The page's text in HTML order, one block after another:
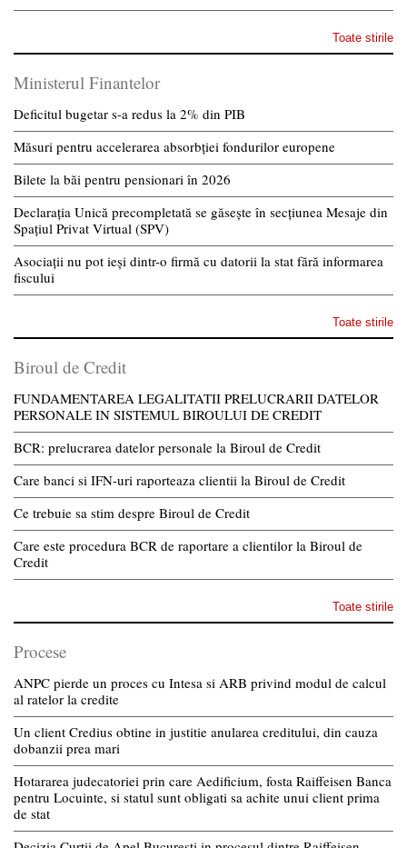
Toate stirile
Ministerul Finantelor
Deficitul bugetar s-a redus la 2% din PIB
Măsuri pentru accelerarea absorbției fondurilor europene
Bilete la băi pentru pensionari în 2026
Declarația Unică precompletată se găsește în secțiunea Mesaje din
Spațiul Privat Virtual (SPV)
Asociații nu pot ieși dintr-o firmă cu datorii la stat fără informarea
fiscului
Toate stirile
Biroul de Credit
FUNDAMENTAREA LEGALITATII PRELUCRARII DATELOR
PERSONALE IN SISTEMUL BIROULUI DE CREDIT
BCR: prelucrarea datelor personale la Biroul de Credit
Care banci si IFN-uri raporteaza clientii la Biroul de Credit
Ce trebuie sa stim despre Biroul de Credit
Care este procedura BCR de raportare a clientilor la Biroul de
Credit
Toate stirile
Procese
ANPC pierde un proces cu Intesa si ARB privind modul de calcul
al ratelor la credite
Un client Credius obtine in justitie anularea creditului, din cauza
dobanzii prea mari
Hotararea judecatoriei prin care Aedificium, fosta Raiffeisen Banca
pentru Locuinte, si statul sunt obligati sa achite unui client prima
de stat